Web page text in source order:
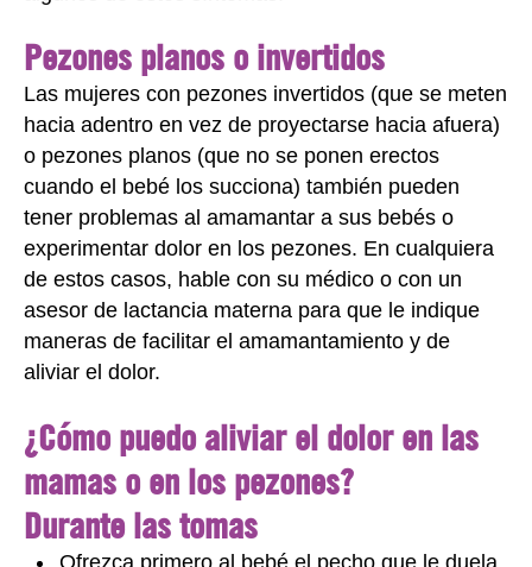
Pezones planos o invertidos
Las mujeres con pezones invertidos (que se meten
hacia adentro en vez de proyectarse hacia afuera)
o pezones planos (que no se ponen erectos
cuando el bebé los succiona) también pueden
tener problemas al amamantar a sus bebés o
experimentar dolor en los pezones. En cualquiera
de estos casos, hable con su médico o con un
asesor de lactancia materna para que le indique
maneras de facilitar el amamantamiento y de
aliviar el dolor.
¿Cómo puedo aliviar el dolor en las
mamas o en los pezones?
Durante las tomas
Ofrezca primero al bebé el pecho que le duela